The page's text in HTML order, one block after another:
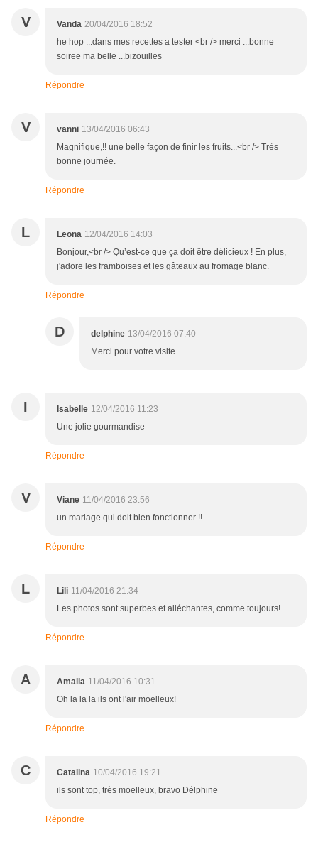
V Vanda 20/04/2016 18:52
he hop ...dans mes recettes a tester <br /> merci ...bonne
soiree ma belle ...bizouilles
Répondre
V vanni 13/04/2016 06:43
Magnifique,!! une belle façon de finir les fruits...<br /> Très
bonne journée.
Répondre
L Leona 12/04/2016 14:03
Bonjour,<br /> Qu’est-ce que ça doit être délicieux ! En plus,
j'adore les framboises et les gâteaux au fromage blanc.
Répondre
D delphine 13/04/2016 07:40
Merci pour votre visite
I Isabelle 12/04/2016 11:23
Une jolie gourmandise
Répondre
V Viane 11/04/2016 23:56
un mariage qui doit bien fonctionner !!
Répondre
L Lili 11/04/2016 21:34
Les photos sont superbes et alléchantes, comme toujours!
Répondre
A Amalia 11/04/2016 10:31
Oh la la la ils ont l'air moelleux!
Répondre
C Catalina 10/04/2016 19:21
ils sont top, très moelleux, bravo Délphine
Répondre